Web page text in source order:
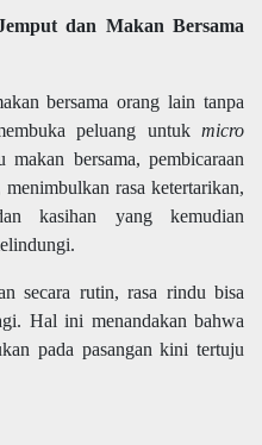
dan Makan Bersama
bersama orang lain tanpa
peluang untuk micro
makan bersama, pembicaraan
rasa ketertarikan,
kasihan yang kemudian
secara rutin, rasa rindu bisa
Hal ini menandakan bahwa
pada pasangan kini tertuju